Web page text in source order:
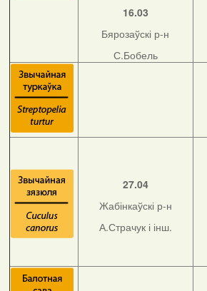
16.03
Бярозаўскі р-н
С.Бобель
27.04
Жабінкаўскі р-н
А.Страчук і інш.